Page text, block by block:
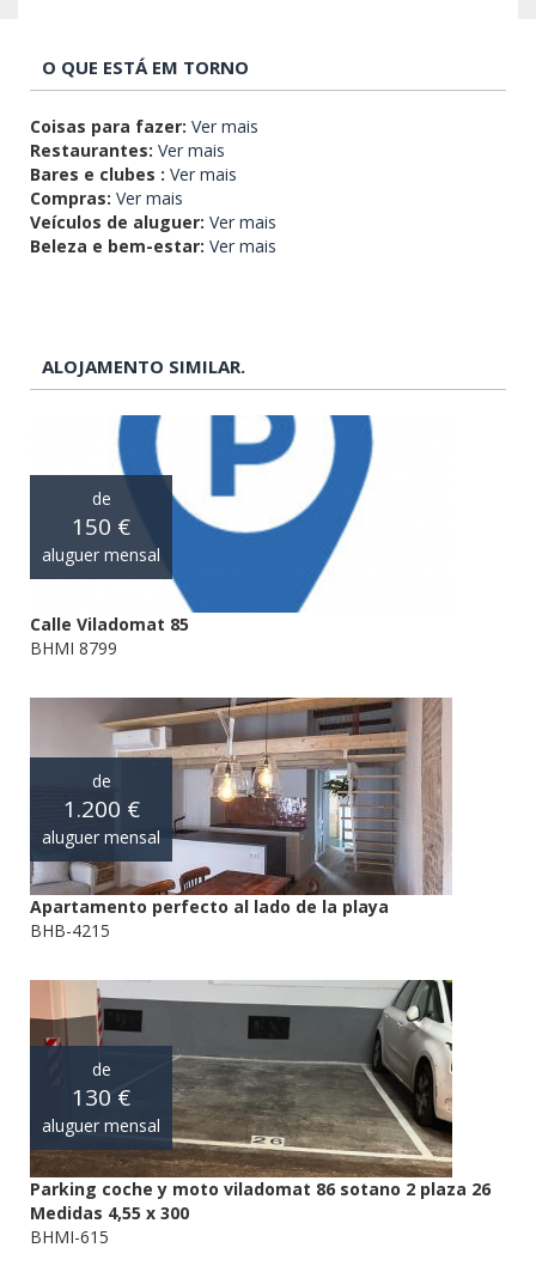
O QUE ESTÁ EM TORNO
Coisas para fazer: Ver mais
Restaurantes: Ver mais
Bares e clubes : Ver mais
Compras: Ver mais
Veículos de aluguer: Ver mais
Beleza e bem-estar: Ver mais
ALOJAMENTO SIMILAR.
de
150 €
aluguer mensal
Calle Viladomat 85
BHMI 8799
de
1.200 €
aluguer mensal
Apartamento perfecto al lado de la playa
BHB-4215
de
130 €
aluguer mensal
Parking coche y moto viladomat 86 sotano 2 plaza 26
Medidas 4,55 x 300
BHMI-615